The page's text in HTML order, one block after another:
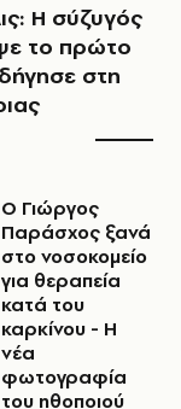
Η σύζυγός
το πρώτο
στη
O Γιώργος
Παράσχος ξανά
στο νοσοκομείο
για θεραπεία
κατά του
καρκίνου - Η
νέα
φωτογραφία
του ηθοποιού